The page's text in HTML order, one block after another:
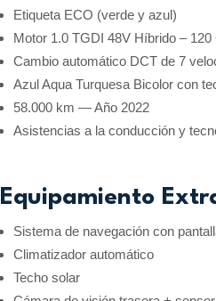
Etiqueta ECO (verde y azul)
Motor 1.0 TGDI 48V Híbrido – 120
Cambio automático DCT de 7
Azul Aqua Turquesa Bicolor con
58.000 km — Año 2022
Asistencias a la conducción y
Equipamiento
Sistema de navegación con
Climatizador automático
Techo solar